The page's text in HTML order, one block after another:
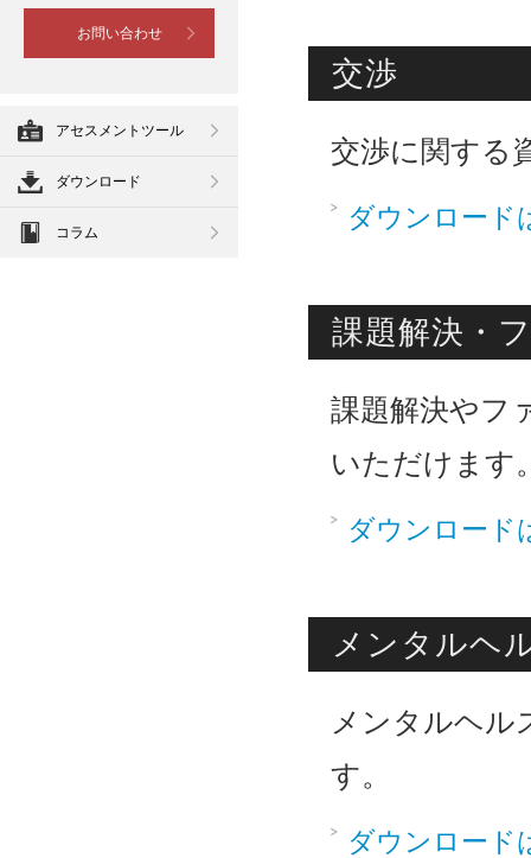
交渉
交渉に関する
ダウンロード
課題解決・
課題解決やフ
いただけます
ダウンロード
メンタルヘ
メンタルヘル
す。
ダウンロード
お問い合わせ
アセスメントツール
ダウンロード
コラム